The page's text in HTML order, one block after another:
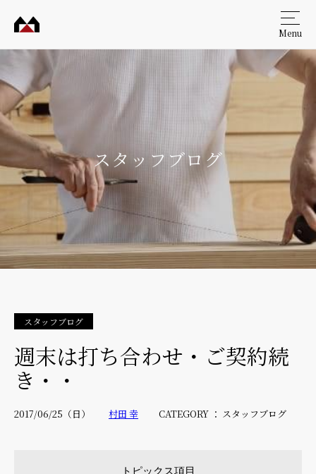
工務
Menu
スタッフブログ
スタッフブログ
週末は打ち合わせ・ご契約続
き・・
2017/06/25（日） 村田 幸 CATEGORY ： スタッフブログ
トピックス項目